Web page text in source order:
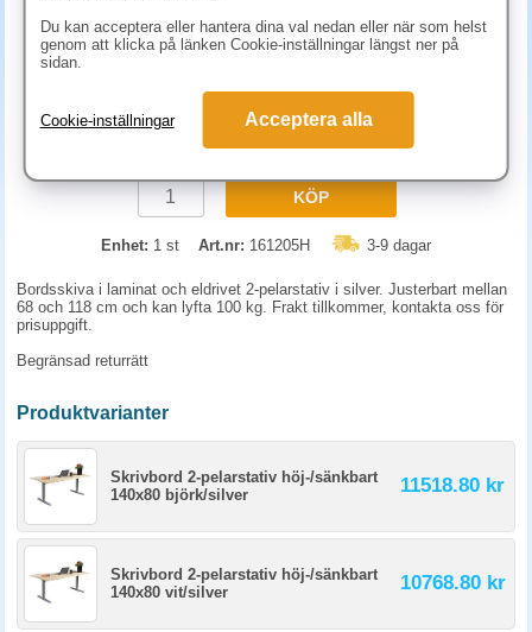
12538.80 kr (inkl. moms)
KÖP
Enhet: 1 st Art.nr: 161205H 3-9 dagar
Bordsskiva i laminat och eldrivet 2-pelarstativ i silver. Justerbart mellan
68 och 118 cm och kan lyfta 100 kg. Frakt tillkommer, kontakta oss för
prisuppgift.
Begränsad returrätt
Produktvarianter
Skrivbord 2-pelarstativ höj-/sänkbart
140x80 björk/silver
11518.80 kr
Skrivbord 2-pelarstativ höj-/sänkbart
140x80 vit/silver
10768.80 kr
Du kan acceptera eller hantera dina val nedan eller när som helst
genom att klicka på länken Cookie-inställningar längst ner på
sidan.
Cookie-inställningar Acceptera alla